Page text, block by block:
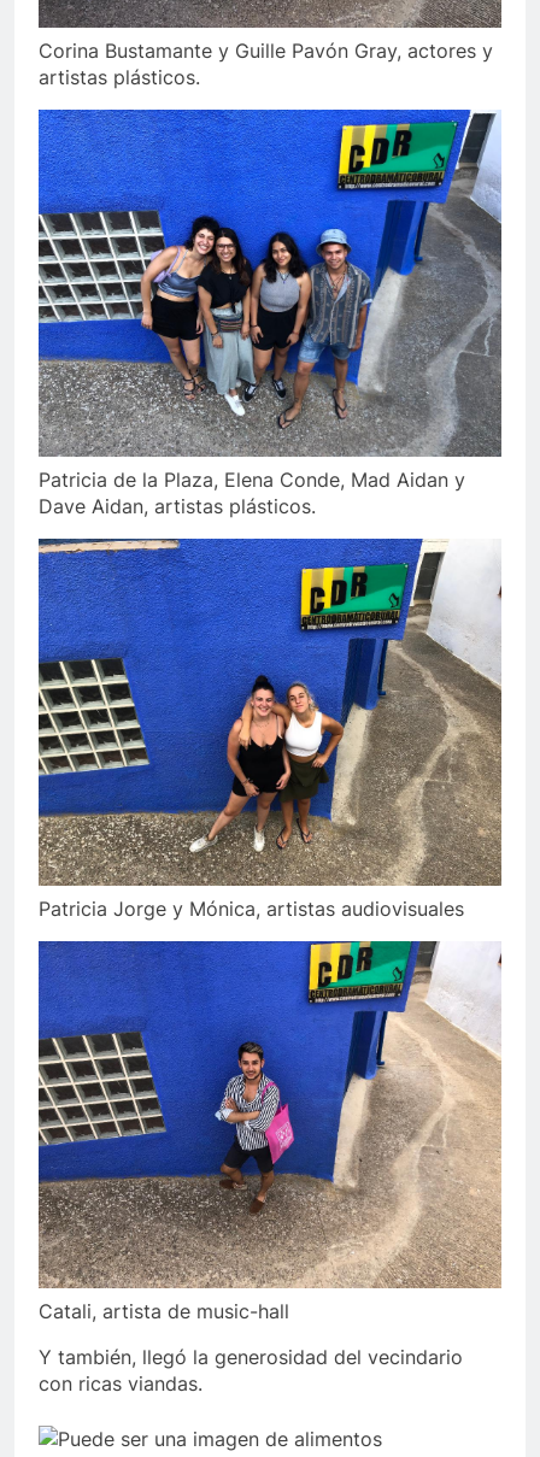
Corina Bustamante y Guille Pavón Gray, actores y
artistas plásticos.
Patricia de la Plaza, Elena Conde, Mad Aidan y
Dave Aidan, artistas plásticos.
Patricia Jorge y Mónica, artistas audiovisuales
Catali, artista de music-hall
Y también, llegó la generosidad del vecindario
con ricas viandas.